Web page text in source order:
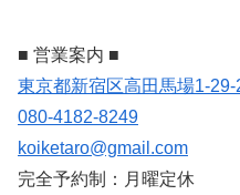
■ 営業案内 ■
東京都新宿区高田馬場1-
080-4182-8249
koiketaro@gmail.com
完全予約制：月曜定休